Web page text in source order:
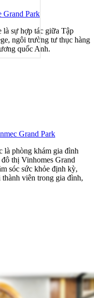
Grand Park
sự hợp tác giữa Tập
ngôi trường tư thục hàng
quốc Anh.
Grand Park
là phòng khám gia đình
thị Vinhomes Grand
sóc sức khỏe định kỳ,
viên trong gia đình,